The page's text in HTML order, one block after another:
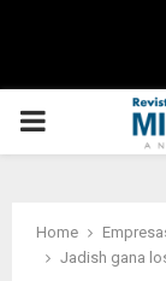
PRIMARY
Home
Jadish gana